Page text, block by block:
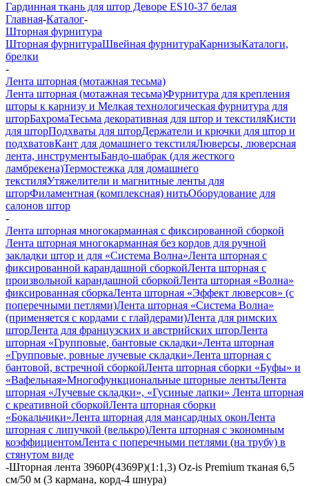
Гардинная ткань для штор Деворе ES10-37 белая
Главная-Каталог-
Шторная фурнитура
Шторная фурнитураШвейная фурнитураКарнизыКаталоги,
брелки
-
Лента шторная (мотажная тесьма)
Лента шторная (мотажная тесьма)Фурнитура для крепления
шторы к карнизу и Мелкая технологическая фурнитура для
шторБахромаТесьма декоративная для штор и текстиляКисти
для шторПодхваты для шторДержатели и крючки для штор и
подхватовКант для домашнего текстиляЛюверсы, люверсная
лента, инструментыБандо-шабрак (для жесткого
ламбрекена)Термостежка для домашнего
текстиляУтяжелители и магнитные ленты для
шторФиламентная (комплексная) нитьОборудование для
салонов штор
-
Лента шторная многокарманная с фиксированной сборкой
Лента шторная многокарманная без кордов для ручной
закладки штор и для «Система Волна»Лента шторная с
фиксированной карандашной сборкойЛента шторная с
произвольной карандашной сборкойЛента шторная «Волна»
фиксированная сборкаЛента шторная «Эффект люверсов» (с
поперечными петлями)Лента шторная «Система Волна»
(применяется с кордами с глайдерами)Лента для римских
шторЛента для французских и австрийских шторЛента
шторная «Групповые, бантовые складки»Лента шторная
«Групповые, ровные лучевые складки»Лента шторная с
бантовой, встречной сборкойЛента шторная сборки «Буфы» и
«Вафельная»Многофункциональные шторные лентыЛента
шторная «Лучевые складки», «Гусиные лапки» Лента шторная
с креативной сборкойЛента шторная сборки
«Бокальчики»Лента шторная для мансардных оконЛента
шторная с липучкой (велькро)Лента шторная с экономным
коэффициентомЛента с поперечными петлями (на трубу) в
стянутом виде
-Шторная лента 3960P(4369P)(1:1,3) Oz-is Premium тканая 6,5
см/50 м (3 кармана, корд-4 шнура)